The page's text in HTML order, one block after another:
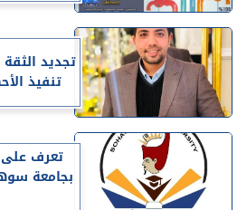
تجديد
تنفيذ
تعرف
بجامعة